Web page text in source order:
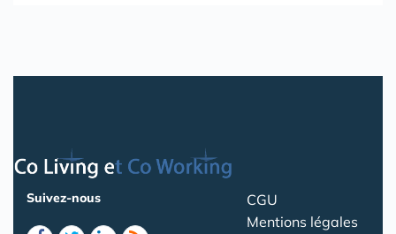
Suivez-nous
CGU
Mentions légales